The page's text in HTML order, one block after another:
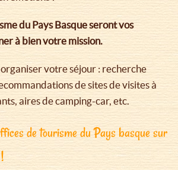
du Pays Basque seront vos
à bien votre mission.
votre séjour : recherche
de sites de visites à
aires de camping-car, etc.
de tourisme du Pays basque sur